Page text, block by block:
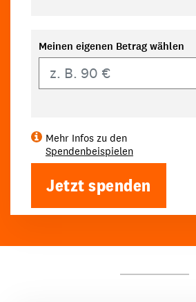
Meinen eigenen Betrag wählen
Mehr Infos zu den
Spendenbeispielen
Jetzt spenden